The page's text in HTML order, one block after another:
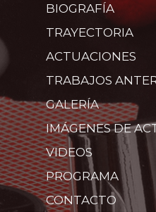
BIOGRAFÍA
TRAYECTORIA
ACTUACIONES
TRABAJOS
GALERÍA
IMÁGENES DE
VIDEOS
PROGRAMA
CONTACTO